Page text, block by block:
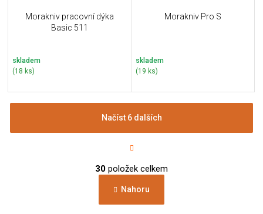
Morakniv pracovní dýka
Basic 511
skladem
(18 ks)
Morakniv Pro S
skladem
(19 ks)
v
á
d
Načíst 6 dalších
t
á
n
k
v
30 položek celkem
Nahoru